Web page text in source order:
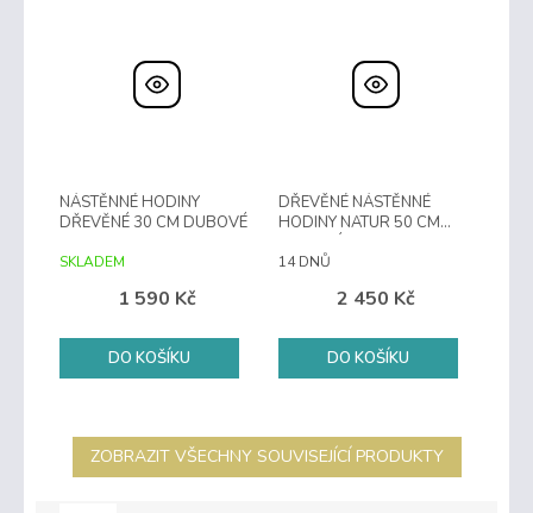
NÁSTĚNNÉ HODINY
DŘEVĚNÉ 30 CM DUBOVÉ
SKLADEM
1 590 Kč
DO KOŠÍKU
DŘEVĚNÉ NÁSTĚNNÉ
HODINY NATUR 50 CM
14 DNŮ
2 450 Kč
DO KOŠÍKU
ZOBRAZIT VŠECHNY SOUVISEJÍCÍ PRODUKTY